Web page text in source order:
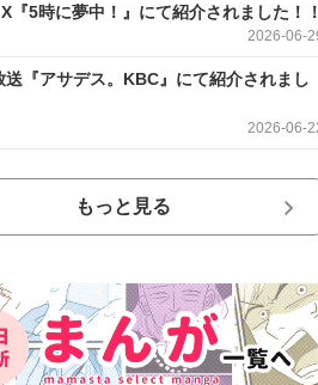
『5時に夢中！』にて紹介されました！！
2026-06-
送『アサデス。KBC』にて紹介されまし
2026-06-
もっと見る